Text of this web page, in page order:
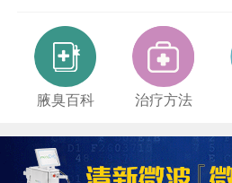
腋臭百科 治疗方法